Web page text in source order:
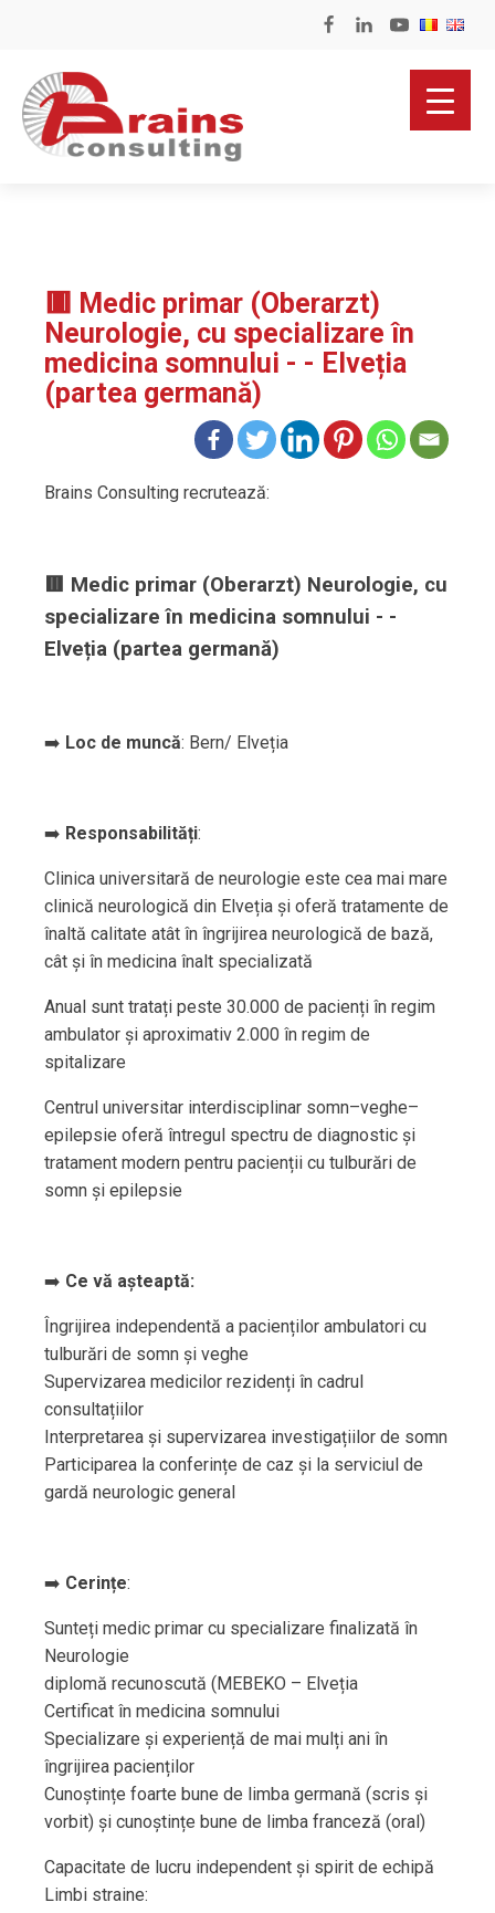
🟥 Medic primar (Oberarzt)
Neurologie, cu specializare în
medicina somnului - - Elveția
(partea germană)
Brains Consulting recrutează:
🟥 Medic primar (Oberarzt) Neurologie, cu
specializare în medicina somnului - -
Elveția (partea germană)
➡️ Loc de muncă: Bern/ Elveția
➡️ Responsabilități:
Clinica universitară de neurologie este cea mai mare
clinică neurologică din Elveția și oferă tratamente de
înaltă calitate atât în îngrijirea neurologică de bază,
cât și în medicina înalt specializată
Anual sunt tratați peste 30.000 de pacienți în regim
ambulator și aproximativ 2.000 în regim de
spitalizare
Centrul universitar interdisciplinar somn–veghe–
epilepsie oferă întregul spectru de diagnostic și
tratament modern pentru pacienții cu tulburări de
somn și epilepsie
➡️ Ce vă așteaptă:
Îngrijirea independentă a pacienților ambulatori cu
tulburări de somn și veghe
Supervizarea medicilor rezidenți în cadrul
consultațiilor
Interpretarea și supervizarea investigațiilor de somn
Participarea la conferințe de caz și la serviciul de
gardă neurologic general
➡️ Cerințe:
Sunteți medic primar cu specializare finalizată în
Neurologie
diplomă recunoscută (MEBEKO – Elveția
Certificat în medicina somnului
Specializare și experiență de mai mulți ani în
îngrijirea pacienților
Cunoștințe foarte bune de limba germană (scris și
vorbit) și cunoștințe bune de limba franceză (oral)
Capacitate de lucru independent și spirit de echipă
Limbi straine: